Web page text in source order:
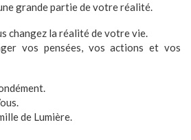
grande partie de votre réalité.
changez la réalité de votre vie.
vos pensées, vos actions et vos
de Lumière.